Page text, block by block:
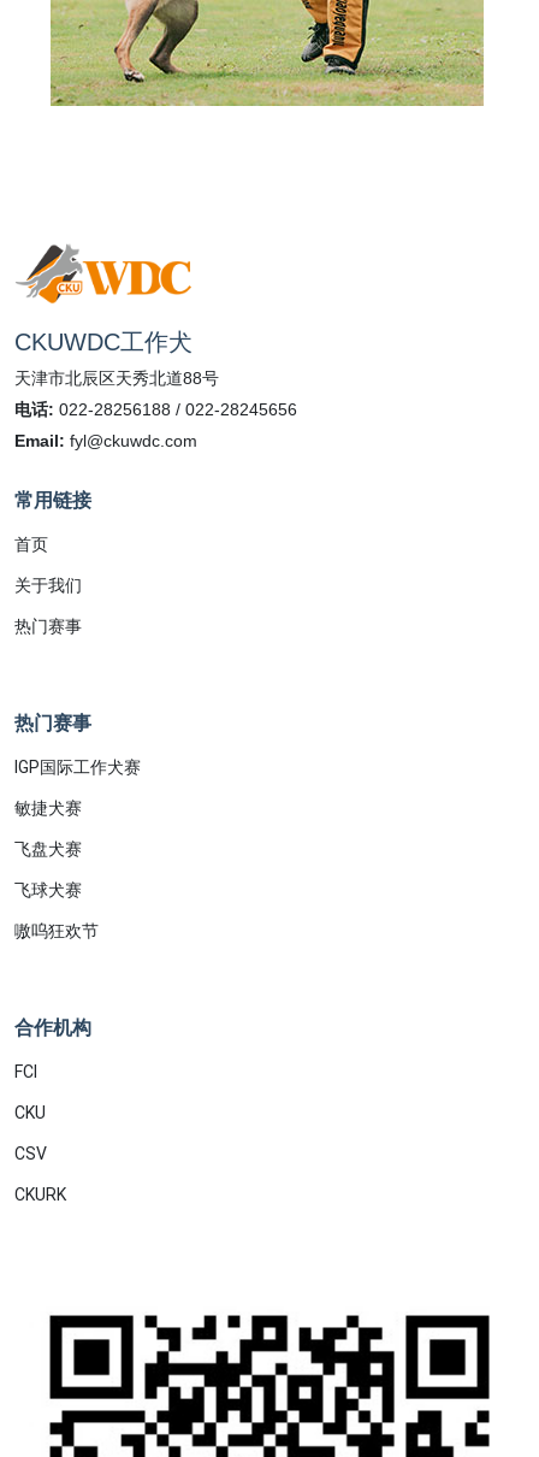
CKUWDC工作犬
天津市北辰区天秀北道88号
电话: 022-28256188 / 022-28245656
Email: fyl@ckuwdc.com
常用链接
首页
关于我们
热门赛事
热门赛事
IGP国际工作犬赛
敏捷犬赛
飞盘犬赛
飞球犬赛
嗷呜狂欢节
合作机构
FCI
CKU
CSV
CKURK